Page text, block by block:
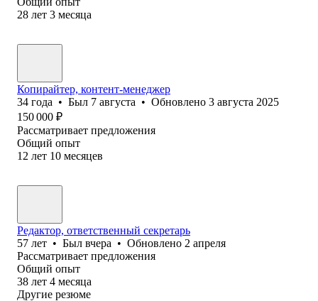
28 лет 3 месяца
Копирайтер, контент-менеджер
34 года • Был 7 августа • Обновлено 3 августа 2025
150 000 ₽
Рассматривает предложения
Общий опыт
12 лет 10 месяцев
Редактор, ответственный секретарь
57 лет • Был вчера • Обновлено 2 апреля
Рассматривает предложения
Общий опыт
38 лет 4 месяца
Другие резюме